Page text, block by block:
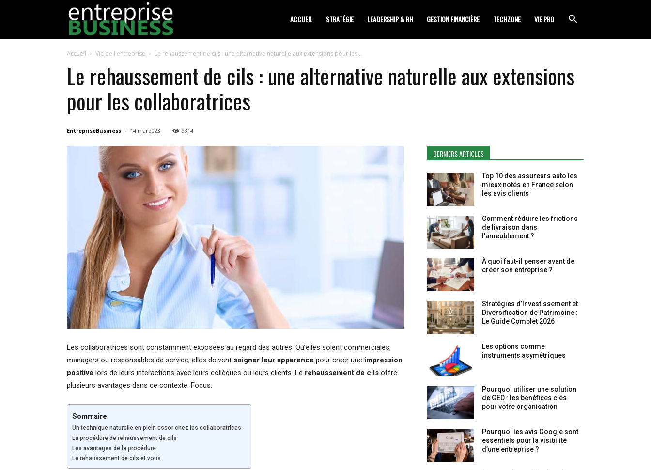
ACCUEIL STRATÉGIE LEADERSHIP & RH GESTION FINANCIÈRE TECHZONE VIE PRO
Accueil Vie de l'entreprise Le rehaussement de cils : une alternative naturelle aux extensions pour les...
Le rehaussement de cils : une alternative naturelle aux extensions
pour les collaboratrices
EntrepriseBusiness - 14 mai 2023 9314
Les collaboratrices sont constamment exposées au regard des autres. Qu’elles soient commerciales,
managers ou responsables de service, elles doivent soigner leur apparence pour créer une impression
positive lors de leurs interactions avec leurs collègues ou leurs clients. Le rehaussement de cils offre
plusieurs avantages dans ce contexte. Focus.
Sommaire
Un technique naturelle en plein essor chez les collaboratrices
La procédure de rehaussement de cils
Les avantages de la procédure
Le rehaussement de cils et vous
DERNIERS ARTICLES
Top 10 des assureurs auto les
mieux notés en France selon
les avis clients
Comment réduire les frictions
de livraison dans
l’ameublement ?
À quoi faut-il penser avant de
créer son entreprise ?
Stratégies d’Investissement et
Diversification de Patrimoine :
Le Guide Complet 2026
Les options comme
instruments asymétriques
Pourquoi utiliser une solution
de GED : les bénéfices clés
pour votre organisation
Pourquoi les avis Google sont
essentiels pour la visibilité
d’une entreprise ?